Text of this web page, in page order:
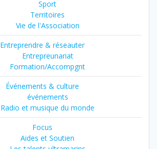
Sport
Territoires
Vie de l'Association
Entreprendre & réseauter
Entrepreunariat
Formation/Accompgnt
Événements & culture
événements
Radio et musique du monde
Focus
Aides et Soutien